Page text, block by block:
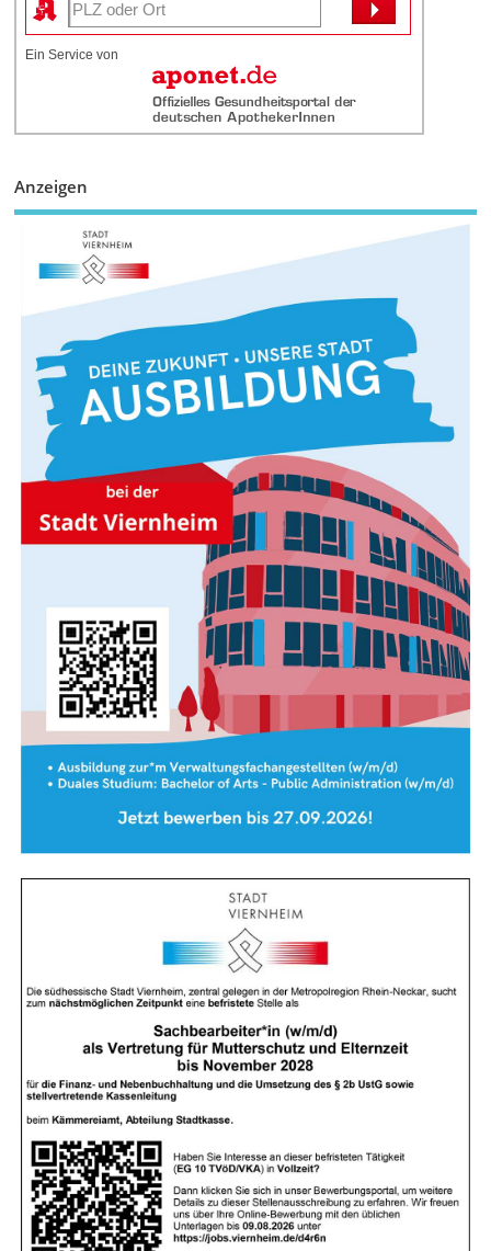
Ein Service von
Anzeigen